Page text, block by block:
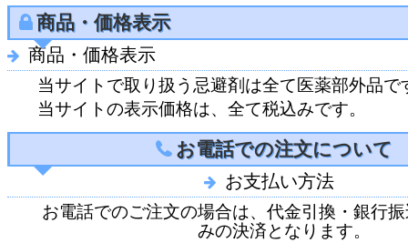
商品・価格表示
商品・価格表示
当サイトで取り扱う忌避剤は全て医薬部外品で
当サイトの表示価格は、全て税込みです。
お電話での注文について
お支払い方法
お電話でのご注文の場合は、代金引換・銀行
みの決済となります。